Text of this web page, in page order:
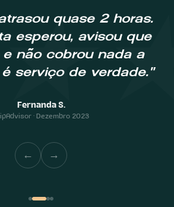
quase 2 horas.
esperou, avisou que
e não cobrou nada a
serviço de verdade."
Fernanda S.
· Dezembro 2023
← →